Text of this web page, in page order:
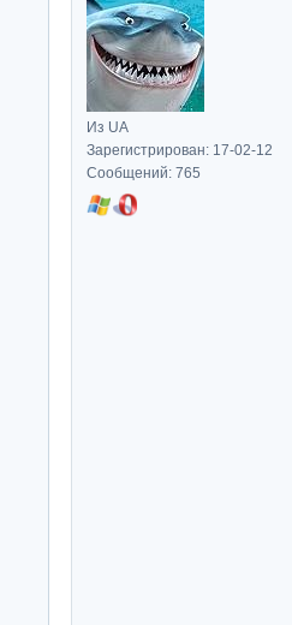
Из UA
Зарегистрирован: 17-02-12
Сообщений: 765